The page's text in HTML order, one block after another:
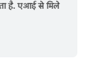
है. एआई से मिले